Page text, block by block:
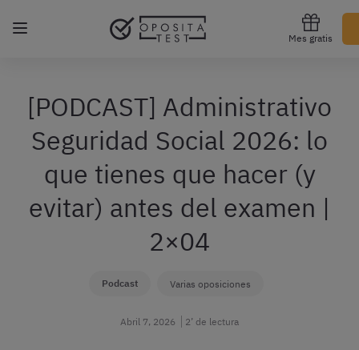
Mes gratis
Regístrate gratis
[PODCAST] Administrativo
Seguridad Social 2026: lo
que tienes que hacer (y
evitar) antes del examen |
2×04
Podcast Varias oposiciones
Abril 7, 2026 2’ de lectura